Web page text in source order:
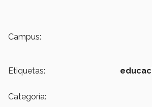
Campus:
Etiquetas:
Categoría: